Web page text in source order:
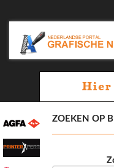
ZOEKEN OP